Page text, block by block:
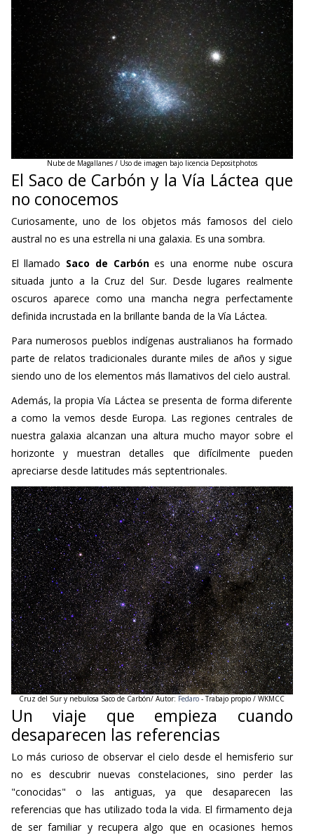
Nube de Magallanes / Uso de imagen bajo licencia Depositphotos
El Saco de Carbón y la Vía Láctea que
no conocemos
Curiosamente, uno de los objetos más famosos del cielo
austral no es una estrella ni una galaxia. Es una sombra.
El llamado Saco de Carbónes una enorme nube oscura
situada junto a la Cruz del Sur. Desde lugares realmente
oscuros aparece como una mancha negra perfectamente
definida incrustada en la brillante banda de la Vía Láctea.
Para numerosos pueblos indígenas australianos ha formado
parte de relatos tradicionales durante miles de años y sigue
siendo uno de los elementos más llamativos del cielo austral.
Además, la propia Vía Láctea se presenta de forma diferente
a como la vemos desde Europa. Las regiones centrales de
nuestra galaxia alcanzan una altura mucho mayor sobre el
horizonte y muestran detalles que difícilmente pueden
apreciarse desde latitudes más septentrionales.
Cruz del Sur y nebulosa Saco de Carbón/ Autor: Fedaro - Trabajo propio / WKMCC
Un viaje que empieza cuando
desaparecen las referencias
Lo más curioso de observar el cielo desde el hemisferio sur
no es descubrir nuevas constelaciones, sino perder las
"conocidas" o las antiguas, ya que desaparecen las
referencias que has utilizado toda la vida. El firmamento deja
de ser familiar y recupera algo que en ocasiones hemos